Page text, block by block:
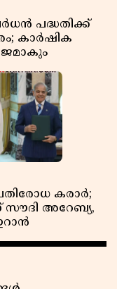
പദ്ധതിക്ക്
കാർഷിക
കരാർ;
സൗദി അറേബ്യ,